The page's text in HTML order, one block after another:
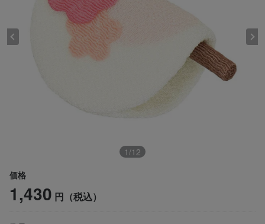
1/12
価格
1,430 円（税込）